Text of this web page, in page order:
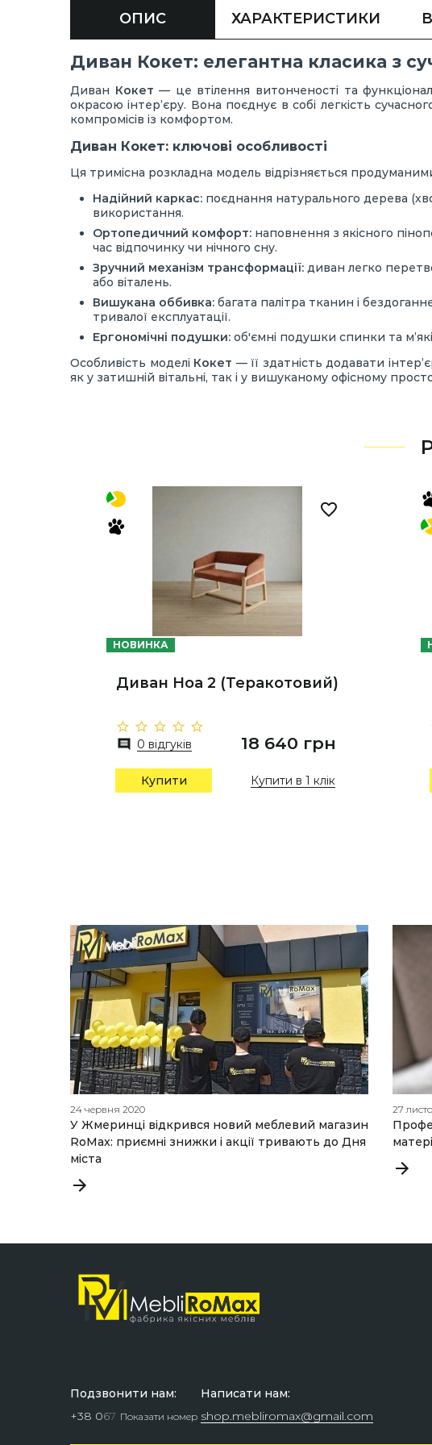
ОПИС ХАРАКТЕРИСТИКИ
Диван Кокет: елегантна класика з
Диван Кокет — це втілення витонченості та
окрасою інтер’єру. Вона поєднує в собі легкість
компромісів із комфортом.
Диван Кокет: ключові особливості
Ця тримісна розкладна модель відрізняється
Надійний каркас: поєднання натурального дерева
використання.
Ортопедичний комфорт: наповнення з якісного
час відпочинку чи нічного сну.
Зручний механізм трансформації: диван легко
або віталень.
Вишукана оббивка: багата палітра тканин і
тривалої експлуатації.
Ергономічні подушки: об'ємні подушки спинки та
Особливість моделі Кокет — її здатність додавати
як у затишній вітальні, так і у вишуканому офісному
НОВИНКА
Диван Ноа 2 (Теракотовий)
0 відгуків 18 640 грн
Купити Купити в 1 клік
24 червня 2020
У Жмеринці відкрився новий меблевий магазин
RoMax: приємні знижки і акції тривають до Дня
міста
27
Подзвонити нам:
+38 067 Показати номер
Написати нам:
shop.mebliromax@gmail.com